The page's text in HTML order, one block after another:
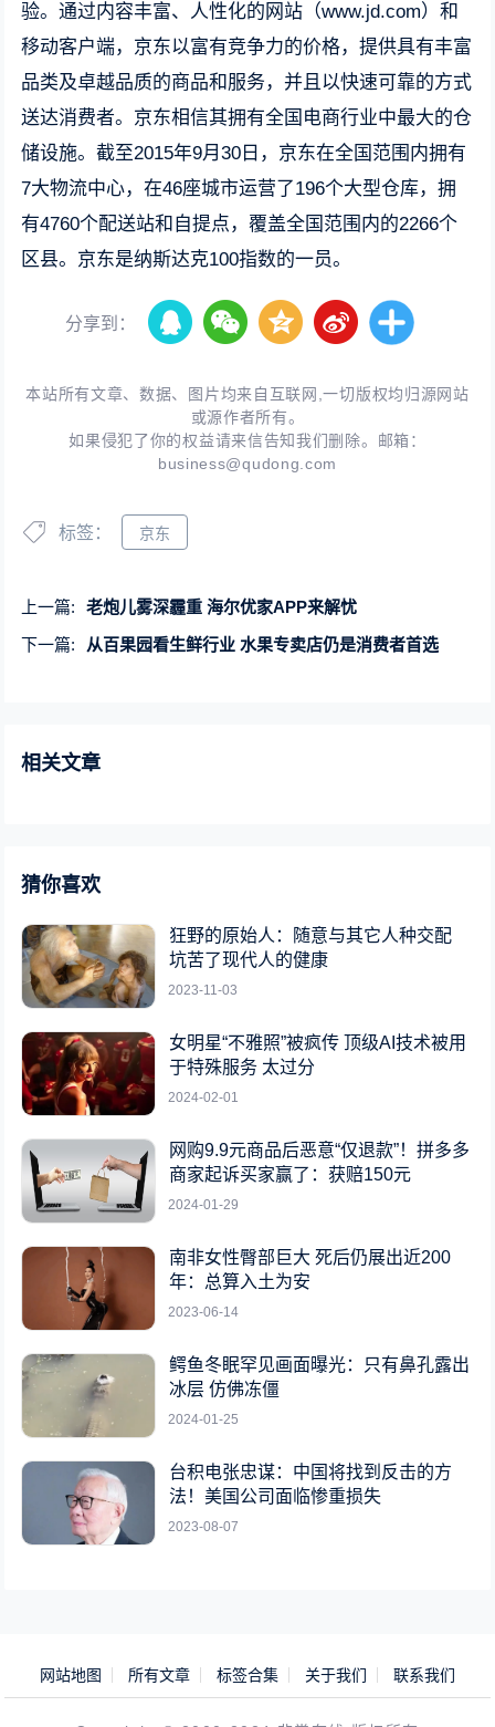
验。通过内容丰富、人性化的网站（www.jd.com）和
移动客户端，京东以富有竞争力的价格，提供具有丰富
品类及卓越品质的商品和服务，并且以快速可靠的方式
送达消费者。京东相信其拥有全国电商行业中最大的仓
储设施。截至2015年9月30日，京东在全国范围内拥有
7大物流中心，在46座城市运营了196个大型仓库，拥
有4760个配送站和自提点，覆盖全国范围内的2266个
区县。京东是纳斯达克100指数的一员。
分享到：
本站所有文章、数据、图片均来自互联网,一切版权均归源网站
或源作者所有。
如果侵犯了你的权益请来信告知我们删除。邮箱：
business@qudong.com
标签： 京东
上一篇:
老炮儿雾深霾重 海尔优家APP来解忧
下一篇:
从百果园看生鲜行业 水果专卖店仍是消费者首选
相关文章
猜你喜欢
狂野的原始人：随意与其它人种交配
坑苦了现代人的健康
2023-11-03
女明星“不雅照”被疯传 顶级AI技术被用
于特殊服务 太过分
2024-02-01
网购9.9元商品后恶意“仅退款”！拼多多
商家起诉买家赢了：获赔150元
2024-01-29
南非女性臀部巨大 死后仍展出近200
年：总算入土为安
2023-06-14
鳄鱼冬眠罕见画面曝光：只有鼻孔露出
冰层 仿佛冻僵
2024-01-25
台积电张忠谋：中国将找到反击的方
法！美国公司面临惨重损失
2023-08-07
网站地图 所有文章 标签合集 关于我们 联系我们